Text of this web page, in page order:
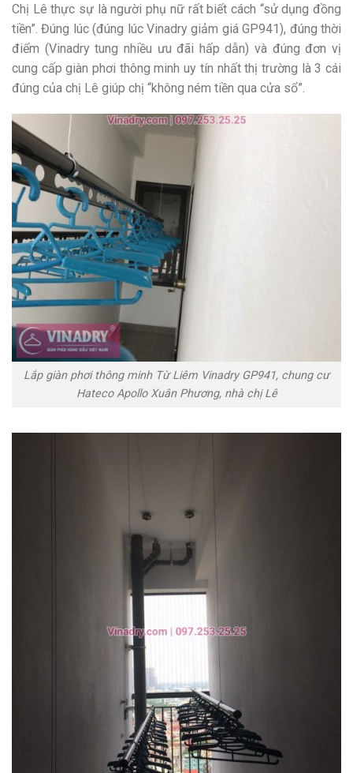
Chị Lê thực sự là người phụ nữ rất biết cách “sử dụng đồng
tiền”. Đúng lúc (đúng lúc Vinadry giảm giá GP941), đúng thời
điểm (Vinadry tung nhiều ưu đãi hấp dẫn) và đúng đơn vị
cung cấp giàn phơi thông minh uy tín nhất thị trường là 3 cái
đúng của chị Lê giúp chị “không ném tiền qua cửa sổ”.
Lắp giàn phơi thông minh Từ Liêm Vinadry GP941, chung cư
Hateco Apollo Xuân Phương, nhà chị Lê